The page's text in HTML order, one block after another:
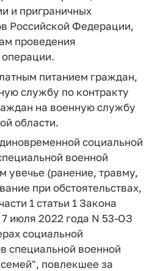
и приграничных
Российской Федерации,
проведения
питанием граждан,
службу по контракту
на военную службу
области.
социальной
военной
увечье (ранение, травму,
при обстоятельствах,
1 статьи 1 Закона
июля 2022 года N 53-ОЗ
социальной
специальной военной
повлекшее за